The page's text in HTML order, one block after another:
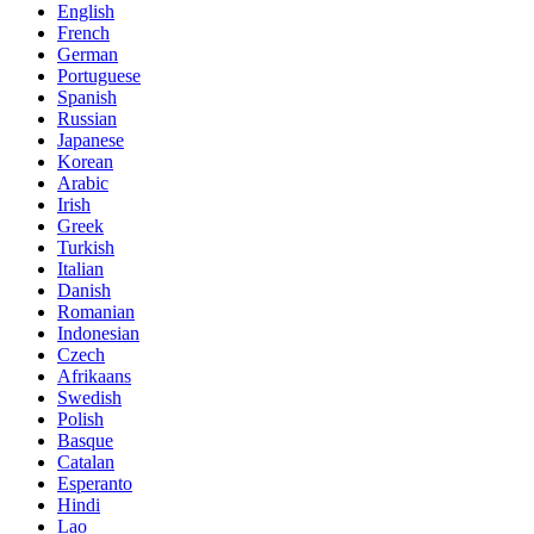
English
French
German
Portuguese
Spanish
Russian
Japanese
Korean
Arabic
Irish
Greek
Turkish
Italian
Danish
Romanian
Indonesian
Czech
Afrikaans
Swedish
Polish
Basque
Catalan
Esperanto
Hindi
Lao